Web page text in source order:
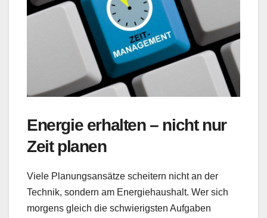
Energie erhalten – nicht nur
Zeit planen
Viele Planungsansätze scheitern nicht an der
Technik, sondern am Energiehaushalt. Wer sich
morgens gleich die schwierigsten Aufgaben